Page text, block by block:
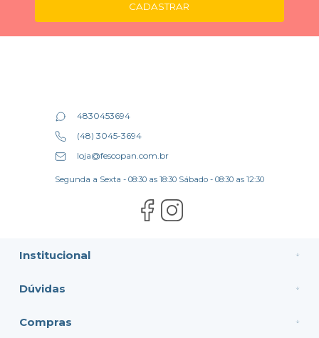
CADASTRAR
Institucional
Dúvidas
Compras
4830453694
(48) 3045-3694
loja@fescopan.com.br
Segunda a Sexta - 08:30 as 18:30 Sábado - 08:30 as 12:30